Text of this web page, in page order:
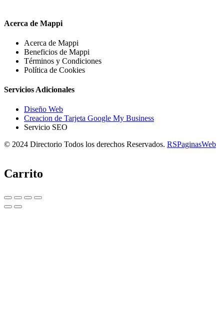
Acerca de Mappi
Acerca de Mappi
Beneficios de Mappi
Términos y Condiciones
Política de Cookies
Servicios Adicionales
Diseño Web
Creacion de Tarjeta Google My Business
Servicio SEO
© 2024 Directorio Todos los derechos Reservados. RSPaginasWeb
Carrito